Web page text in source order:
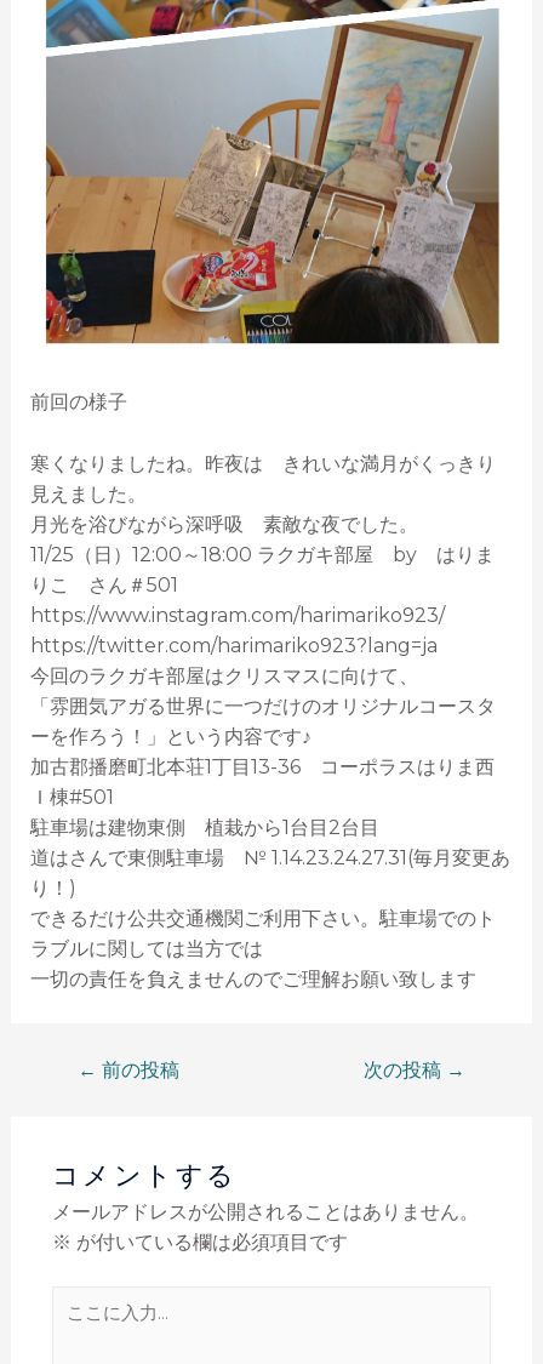
前回の様子
寒くなりましたね。昨夜は きれいな満月がくっきり
見えました。
月光を浴びながら深呼吸 素敵な夜でした。
11/25（日）12:00～18:00 ラクガキ部屋 by はりま
りこ さん＃501
https://www.instagram.com/harimariko923/
https://twitter.com/harimariko923?lang=ja
今回のラクガキ部屋はクリスマスに向けて、
「雰囲気アガる世界に一つだけのオリジナルコースタ
ーを作ろう！」という内容です♪
加古郡播磨町北本荘1丁目13-36 コーポラスはりま西
Ｉ棟#501
駐車場は建物東側 植栽から1台目2台目
道はさんで東側駐車場 № 1.14.23.24.27.31(毎月変更あ
り！)
できるだけ公共交通機関ご利用下さい。駐車場でのト
ラブルに関しては当方では
一切の責任を負えませんのでご理解お願い致します
← 前の投稿 次の投稿 →
コメントする
メールアドレスが公開されることはありません。
※ が付いている欄は必須項目です